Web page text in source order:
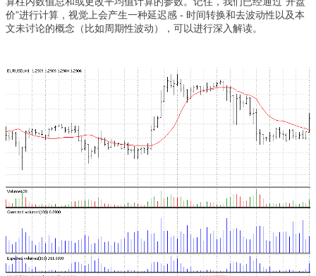
价”进行计算，视觉上会产生一种延迟感 - 时间转换和去波动性以及本
文未讨论的概念（比如周期性波动），可以进行深入解读。